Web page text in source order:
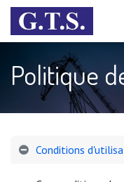
Politique
Conditions